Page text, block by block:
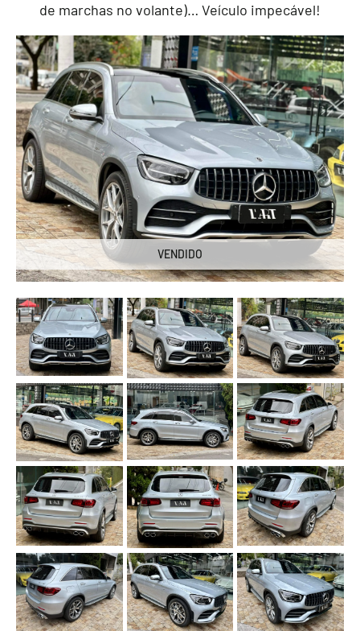
de marchas no volante)… Veículo impecável!
VENDIDO